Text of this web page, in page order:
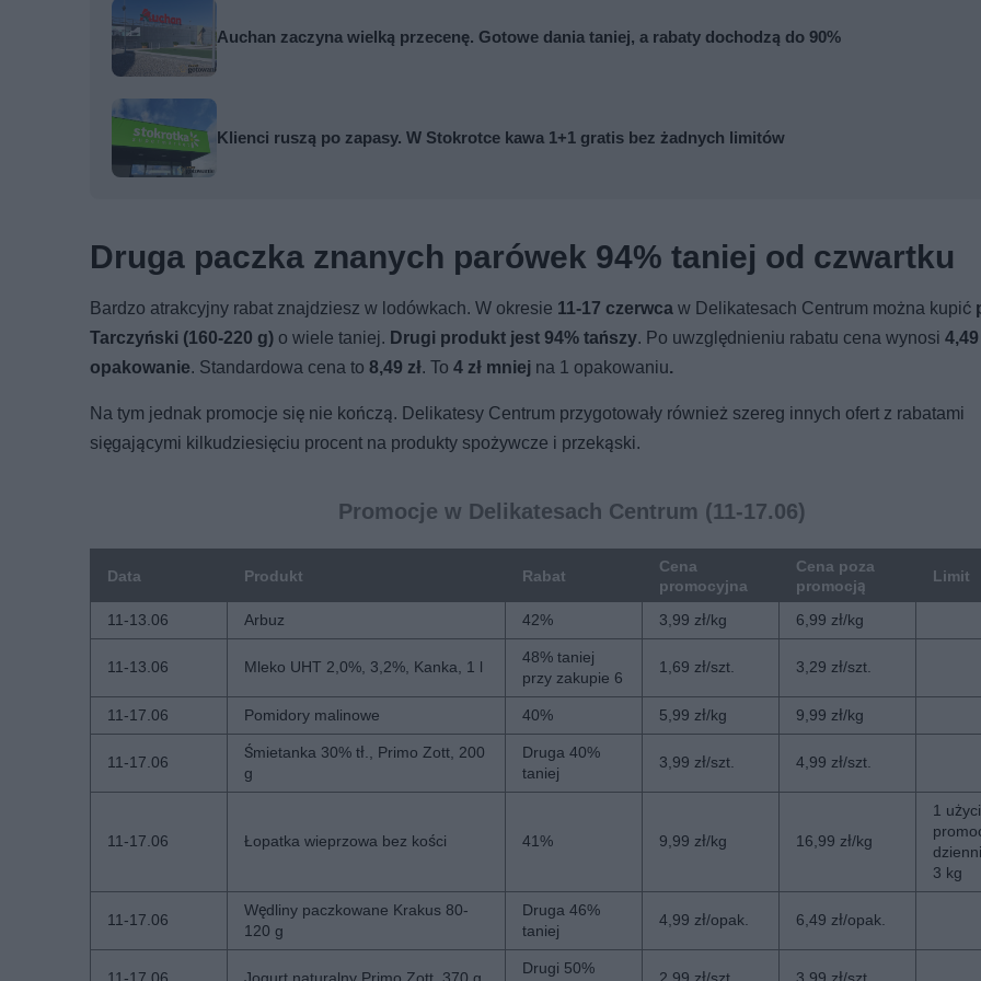
Auchan zaczyna wielką przecenę. Gotowe dania taniej, a rabaty dochodzą do 90%
Klienci ruszą po zapasy. W Stokrotce kawa 1+1 gratis bez żadnych limitów
Druga paczka znanych parówek 94% taniej od czwartku
Bardzo atrakcyjny rabat znajdziesz w lodówkach. W okresie 11-17 czerwca w Delikatesach Centrum można kupić
Tarczyński (160-220 g) o wiele taniej. Drugi produkt jest 94% tańszy. Po uwzględnieniu rabatu cena wynosi 4,49
opakowanie. Standardowa cena to 8,49 zł. To 4 zł mniej na 1 opakowaniu.
Na tym jednak promocje się nie kończą. Delikatesy Centrum przygotowały również szereg innych ofert z rabatami
sięgającymi kilkudziesięciu procent na produkty spożywcze i przekąski.
Promocje w Delikatesach Centrum (11-17.06)
Data Produkt Rabat
Cena
promocyjna
Cena poza
promocją
Limit
11-13.06 Arbuz 42% 3,99 zł/kg 6,99 zł/kg
11-13.06 Mleko UHT 2,0%, 3,2%, Kanka, 1 l
48% taniej
przy zakupie 6
1,69 zł/szt. 3,29 zł/szt.
11-17.06 Pomidory malinowe 40% 5,99 zł/kg 9,99 zł/kg
11-17.06
Śmietanka 30% tł., Primo Zott, 200
g
Druga 40%
taniej
3,99 zł/szt. 4,99 zł/szt.
11-17.06 Łopatka wieprzowa bez kości 41% 9,99 zł/kg 16,99 zł/kg
1
3 kg
11-17.06
Wędliny paczkowane Krakus 80-
120 g
Druga 46%
taniej
4,99 zł/opak. 6,49 zł/opak.
11-17.06 Jogurt naturalny Primo Zott, 370 g
Drugi 50%
2,99 zł/szt. 3,99 zł/szt.